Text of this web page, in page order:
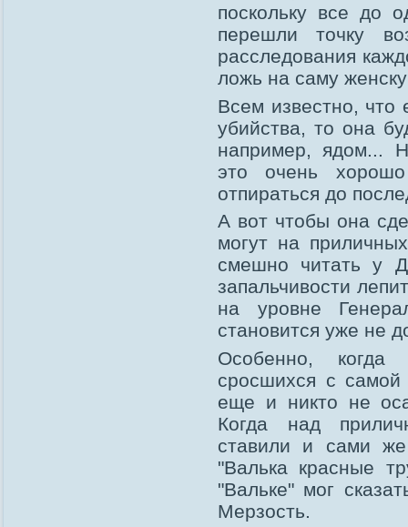
поскольку все до
перешли точку
расследования
ложь на саму
Всем известно, что
убийства, то она
например, ядом...
это очень
отпираться до
А вот чтобы она
могут на
смешно читать у
запальчивости
на уровне
становится уже не
Особенно, когда
сросшихся с самой
еще и никто не
Когда над
ставили и сами
"Валька красные
"Вальке" мог
Мерзость.